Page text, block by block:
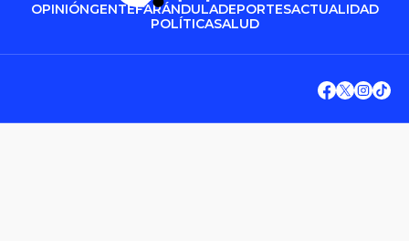
OPINIÓNGENTEFARÁNDULADEPORTESACTUALIDAD
POLÍTICASALUD